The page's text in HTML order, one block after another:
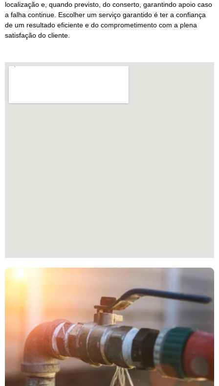
localização e, quando previsto, do conserto, garantindo apoio caso
a falha continue. Escolher um serviço garantido é ter a confiança
de um resultado eficiente e do comprometimento com a plena
satisfação do cliente.